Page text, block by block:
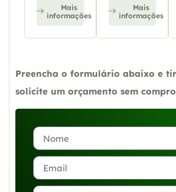
Mais
informações
Mais
informações
Preencha o formulário abaixo e
solicite um orçamento sem